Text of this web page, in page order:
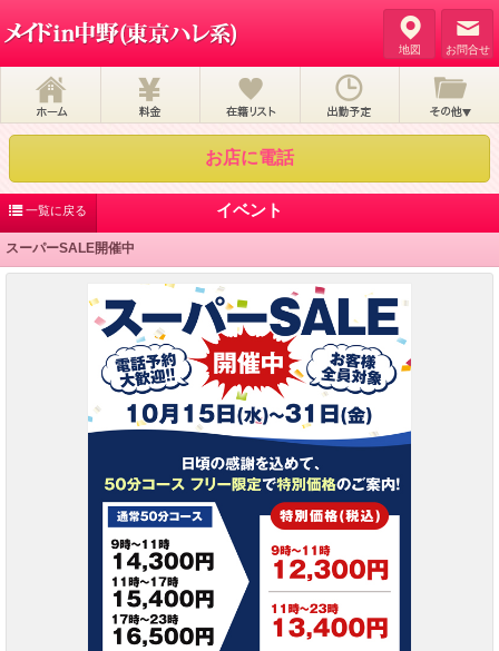
お問合せ
地図
お店に電話
イベント
一覧に戻る
スーパーSALE開催中